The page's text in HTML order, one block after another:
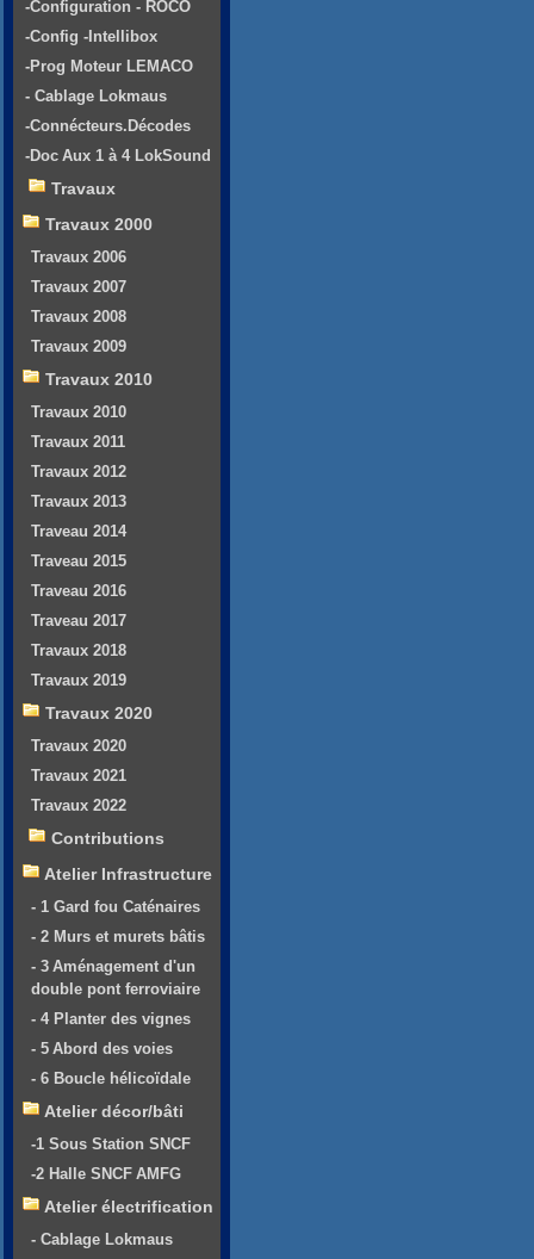
-Configuration - ROCO
-Config -Intellibox
-Prog Moteur LEMACO
- Cablage Lokmaus
-Connécteurs.Décodes
-Doc Aux 1 à 4 LokSound
Travaux
Travaux 2000
Travaux 2006
Travaux 2007
Travaux 2008
Travaux 2009
Travaux 2010
Travaux 2010
Travaux 2011
Travaux 2012
Travaux 2013
Traveau 2014
Traveau 2015
Traveau 2016
Traveau 2017
Travaux 2018
Travaux 2019
Travaux 2020
Travaux 2020
Travaux 2021
Travaux 2022
Contributions
Atelier Infrastructure
- 1 Gard fou Caténaires
- 2 Murs et murets bâtis
- 3 Aménagement d'un
double pont ferroviaire
- 4 Planter des vignes
- 5 Abord des voies
- 6 Boucle hélicoïdale
Atelier décor/bâti
-1 Sous Station SNCF
-2 Halle SNCF AMFG
Atelier électrification
- Cablage Lokmaus